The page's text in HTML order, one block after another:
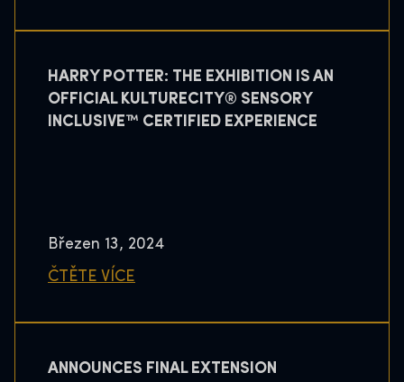
HARRY POTTER: THE EXHIBITION IS AN
OFFICIAL KULTURECITY® SENSORY
INCLUSIVE™ CERTIFIED EXPERIENCE
Březen 13, 2024
ČTĚTE VÍCE
ANNOUNCES FINAL EXTENSION